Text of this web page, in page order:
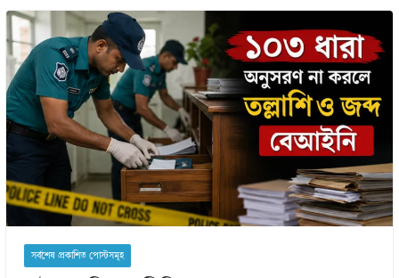
সর্বশেষ প্রকাশিত পোস্টসমূহ